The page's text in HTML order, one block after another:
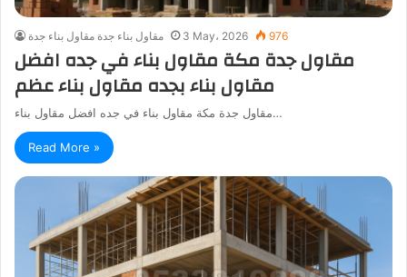
مقاول بناء جدة مقاول بناء جدة 3 May، 2026 976
مقاول جدة مكة مقاول بناء في جده افضل
مقاول بناء بجده مقاول بناء عظم
مقاول جدة مكة مقاول بناء في جده افضل مقاول بناء…
Read More »